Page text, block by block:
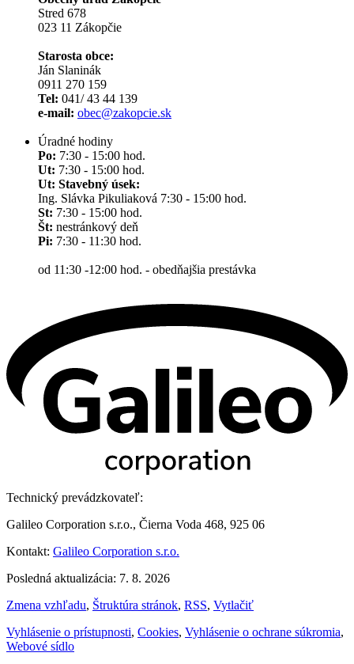
Stred 678
023 11 Zákopčie
Starosta obce:
Ján Slaninák
0911 270 159
Tel: 041/ 43 44 139
e-mail: obec@zakopcie.sk
Úradné hodiny
Po: 7:30 - 15:00 hod.
Ut: 7:30 - 15:00 hod.
Ut: Stavebný úsek:
Ing. Slávka Pikuliaková 7:30 - 15:00 hod.
St: 7:30 - 15:00 hod.
Št: nestránkový deň
Pi: 7:30 - 11:30 hod.
od 11:30 -12:00 hod. - obedňajšia prestávka
Technický prevádzkovateľ:
Galileo Corporation s.r.o., Čierna Voda 468, 925 06
Kontakt: Galileo Corporation s.r.o.
Posledná aktualizácia: 7. 8. 2026
Zmena vzhľadu, Štruktúra stránok, RSS, Vytlačiť
Vyhlásenie o prístupnosti, Cookies, Vyhlásenie o ochrane súkromia,
Webové sídlo